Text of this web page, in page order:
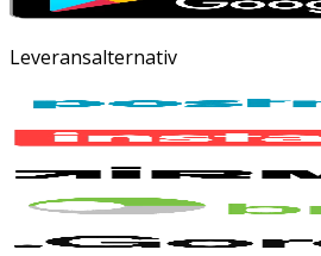
Leveransalternativ